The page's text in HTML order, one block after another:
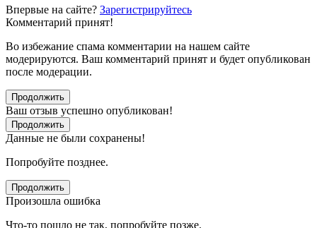
Впервые на сайте? Зарегистрируйтесь
Комментарий принят!
Во избежание спама комментарии на нашем сайте
модерируются. Ваш комментарий принят и будет опубликован
после модерации.
Продолжить
Ваш отзыв успешно опубликован!
Продолжить
Данные не были сохранены!
Попробуйте позднее.
Продолжить
Произошла ошибка
Что-то пошло не так, попробуйте позже.